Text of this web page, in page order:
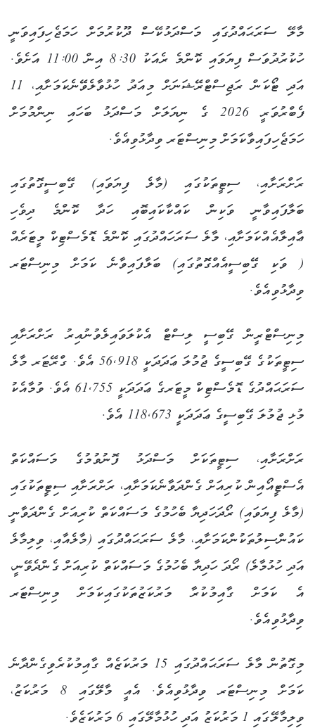
މާލޭ ސަރަޙައްދުގައި މަސްދަޅުކޭސް ދޫކުރުމަށް ހަމަޖެހިފައިވަނީ
ހުކުރުދުވަސް ފިޔަވައި ކޮންމެ ރެއަކު 8:30 އިން 11:00 އަށެވެ.
އަދި ޓޯކަން ރަޖިސްޓްރޭޝަނަށް މިއަދު ހުޅުވާލެވޭނެކަމަށާއި، 11
ފެބްރުވަރީ 2026 ގެ ނިޔަލަށް މަސްދަޅު ބަހައި ނިންމުމަށް
ހަމަޖެހިފައިވާކަމަށް މިނިސްޓަރ ވިދާޅުވިއެވެ.
ރަށްރަށާއި، ސިޓީތަކުގައި (މާލެ ފިޔަވައި) ގޭބިސީގޮތުގައި
ބަލާފައިވާނީ ވަކިން ކައްކާކައިބޮއި ހަދާ ކޮންމެ ދިވެހި
ޢާއިލާއެއްކަމަށާއި، މާލެ ސަރަހައްދުގައި ކޮންމެ ޑޮމެސްޓިކް މީޓަރެއް
( ވަކި ގޭބިސީއެއްގޮތުގައި) ބަލާފައިވާނެ ކަމަށް މިނިސްޓަރ
ވިދާޅުވިއެވެ.
މިނިސްޓްރީން ގޭބިސީ ލިސްޓް އެކުލަވައިލެވުނުއިރު ރަށްރަށާއި
ސިޓީތަކުގެ ގޭބިސީގެ ޖުމުލަ ޢަދަދަކީ 56,918 އެވެ. ގްރޭޓަރ މާލެ
ސަރަޙައްދުގެ ޑޮމެސްޓިކް މީޓަރގެ ޢަދަދަކީ 61,755 އެވެ. ވުމާއެކު
މުޅި ޖުމުލަ ގޭބިސީގެ ޢަދަދަކީ 118,673 އެވެ.
ރަށްރަށާއި، ސިޓީތަކަށް މަސްދަޅު ފޮނުވުމުގެ މަސައްކަތް
އެސްޓީއޯއިން ކުރިއަށް ގެންދަވާނެކަމަށާއި، ރަށްރަށާއި ސިޓީތަކުގައި
(މާލެ ފިޔަވައި) ރޯދަހަދިޔާ ބެހުމުގެ މަސައްކަތް ކުރިއަށް ގެންދަވާނީ
ކައުންސިލުތަކުންކަމަށާއި، މާލެ ސަރަޙައްދުގައި (މާލެއާއި، ވިލިމާލެ
އަދި ހުޅުމާލެ) ރޯދަ ހަދިޔާ ބެހުމުގެ މަސައްކަތް ކުރިއަށް ގެންދެވޭނީ،
އެ ކަމަށް ގާއިމުކުރާ މަރުކަޒުތަކުގައިކަމަށް މިނިސްޓަރ
ވިދާޅުވިއެވެ.
މިގޮތުން މާލެ ސަރަޙައްދުގައި 15 މަރުކަޒެއް ގާއިމުކުރެވިގެންދާނެ
ކަމަށް މިނިސްޓަރ ވިދާޅުވިއެވެ. އެއީ މާލޭގައި 8 މަރުކަޒު،
ވިލިމާލޭގައި 1 މަރުކަޒު އަދި ހުޅުމާލޭގައި 6 މަރުކަޒެވެ.